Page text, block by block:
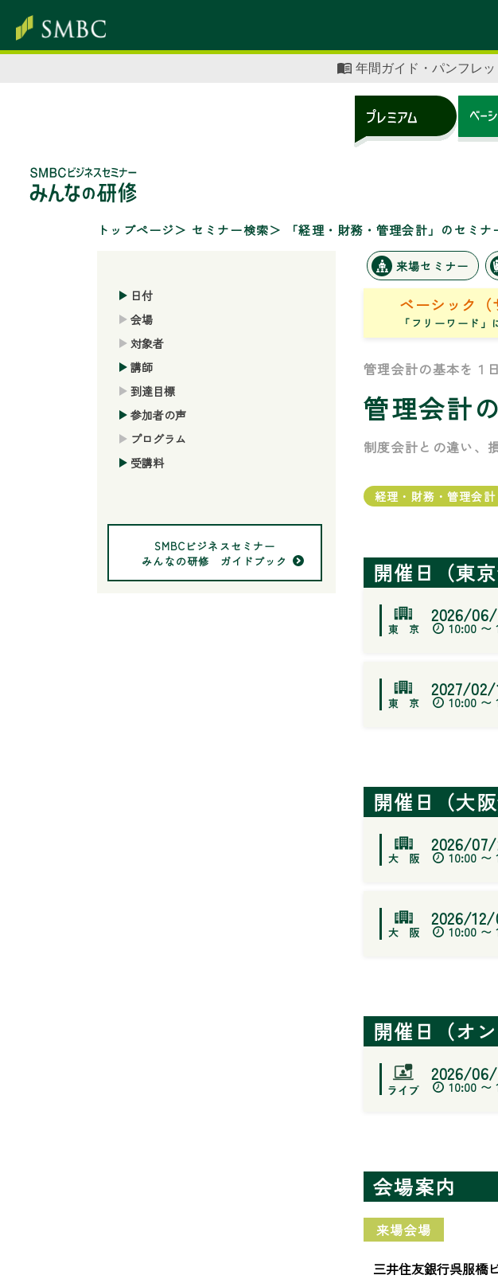
年間ガイド・パンフレッ
トップページ セミナー検索 「経理・財務・管理会計」のセミナ
日付
会場
対象者
講師
到達目標
参加者の声
プログラム
受講料
SMBCビジネスセミナー
みんなの研修 ガイドブック
来場セミナー
ベーシック（
「フリーワード
管理会計の基本を１
管理会計
制度会計との違い、
経理・財務・管理会計
開催日（東京
2026/
10:00 〜
2027/02/
10:00 〜
開催日（大阪
2026/
10:00 〜
2026/
10:00 〜
開催日（オン
2026/
10:00 〜
会場案内
来場会場
三井住友銀行呉服橋